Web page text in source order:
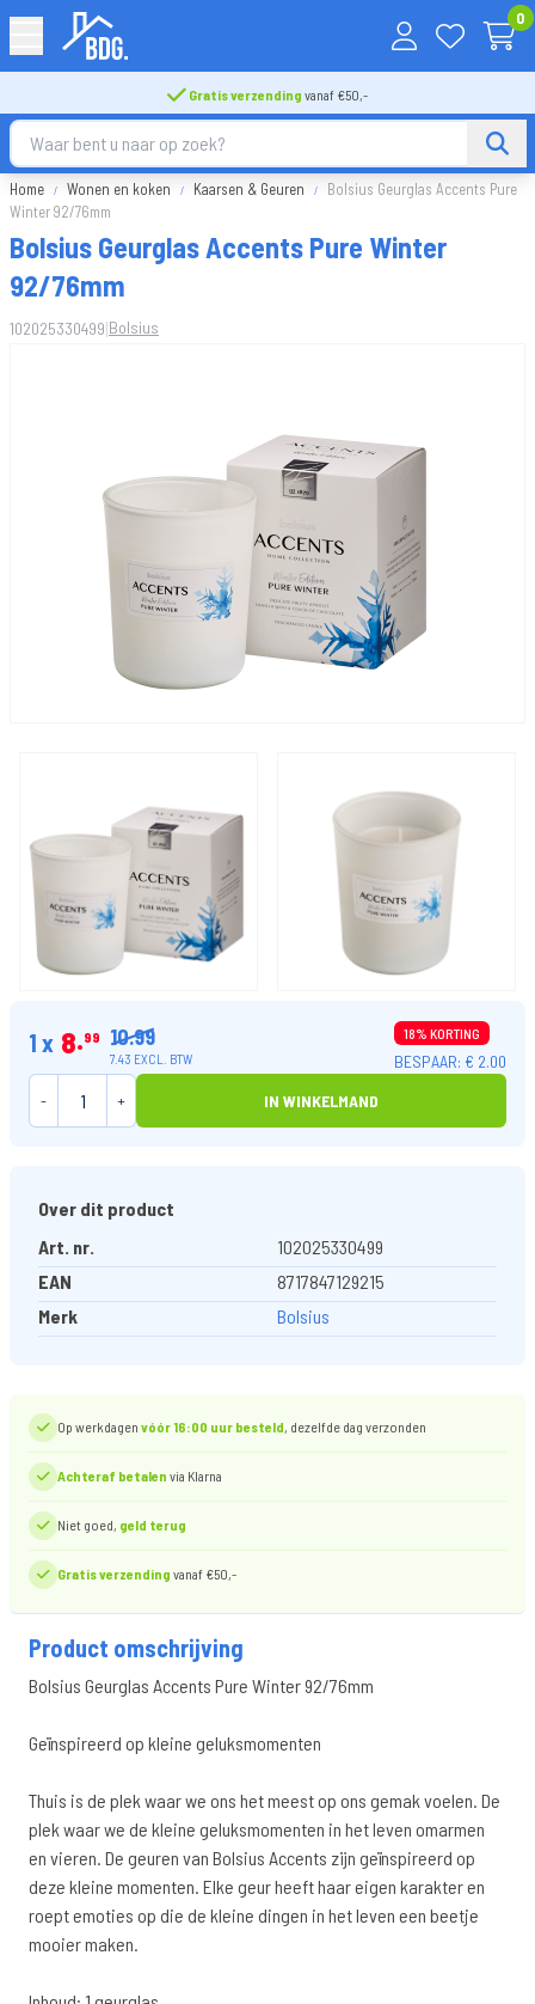
0
Gratis verzending vanaf €50,-
Home Wonen en koken Kaarsen & Geuren
Bolsius Geurglas Accents Pure
Winter 92/76mm
Bolsius Geurglas Accents Pure Winter
92/76mm
102025330499|Bolsius
1 x 8 99 10.99
7.43 EXCL. BTW
18% KORTING
BESPAAR: € 2.00
-
+ IN WINKELMAND
Over dit product
Art. nr.
102025330499
EAN
8717847129215
Merk
Bolsius
Op werkdagen vóór 16:00 uur besteld, dezelfde dag verzonden
Achteraf betalen via Klarna
Niet goed, geld terug
Gratis verzending vanaf €50,-
Product omschrijving
Bolsius Geurglas Accents Pure Winter 92/76mm
Geïnspireerd op kleine geluksmomenten
Thuis is de plek waar we ons het meest op ons gemak voelen. De
plek waar we de kleine geluksmomenten in het leven omarmen
en vieren. De geuren van Bolsius Accents zijn geïnspireerd op
deze kleine momenten. Elke geur heeft haar eigen karakter en
roept emoties op die de kleine dingen in het leven een beetje
mooier maken.